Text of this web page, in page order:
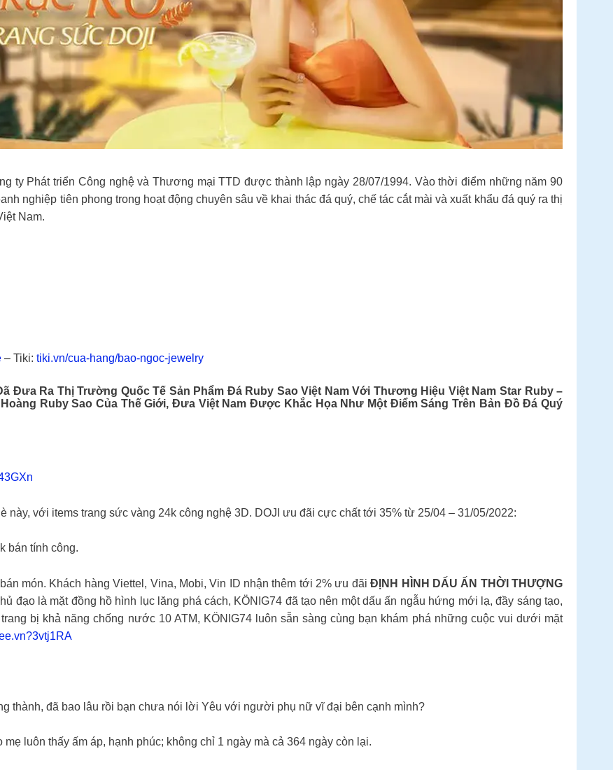
ty Phát triển Công nghệ và Thương mại TTD được thành lập ngày 28/07/1994. Vào thời điểm những năm 90
nghiệp tiên phong trong hoạt động chuyên sâu về khai thác đá quý, chế tác cắt mài và xuất khẩu đá quý ra thị
Nam.
– Tiki: tiki.vn/cua-hang/bao-ngoc-jewelry
Đưa Ra Thị Trường Quốc Tế Sản Phẩm Đá Ruby Sao Việt Nam Với Thương Hiệu Việt Nam Star Ruby –
Ruby Sao Của Thế Giới, Đưa Việt Nam Được Khắc Họa Như Một Điểm Sáng Trên Bản Đồ Đá Quý
với items trang sức vàng 24k công nghệ 3D. DOJI ưu đãi cực chất tới 35% từ 25/04 – 31/05/2022:
bán tính công.
món. Khách hàng Viettel, Vina, Mobi, Vin ID nhận thêm tới 2% ưu đãiĐỊNH HÌNH DẤU ẤN THỜI THƯỢNG
đạo là mặt đồng hồ hình lục lăng phá cách, KÖNIG74 đã tạo nên một dấu ấn ngẫu hứng mới lạ, đầy sáng tạo,
bị khả năng chống nước 10 ATM, KÖNIG74 luôn sẵn sàng cùng bạn khám phá những cuộc vui dưới mặt
thành, đã bao lâu rồi bạn chưa nói lời Yêu với người phụ nữ vĩ đại bên cạnh mình?
luôn thấy ấm áp, hạnh phúc; không chỉ 1 ngày mà cả 364 ngày còn lại.